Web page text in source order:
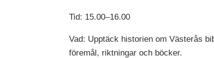
Tid: 15.00–16.00
Vad: Upptäck historien om Västerås
föremål, riktningar och böcker.